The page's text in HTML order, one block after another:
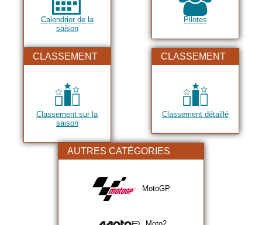
Calendrier de la
saison
Pilotes
CLASSEMENT
Classement sur la
saison
CLASSEMENT
Classement détaillé
AUTRES CATÉGORIES
MotoGP